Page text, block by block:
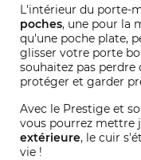
L'intérieur du porte-
poches, une pour la
qu'une poche plate,
glisser votre porte
souhaitez pas
protéger et garder
Avec le Prestige et
vous pourrez mettre
extérieure, le cuir
vie !